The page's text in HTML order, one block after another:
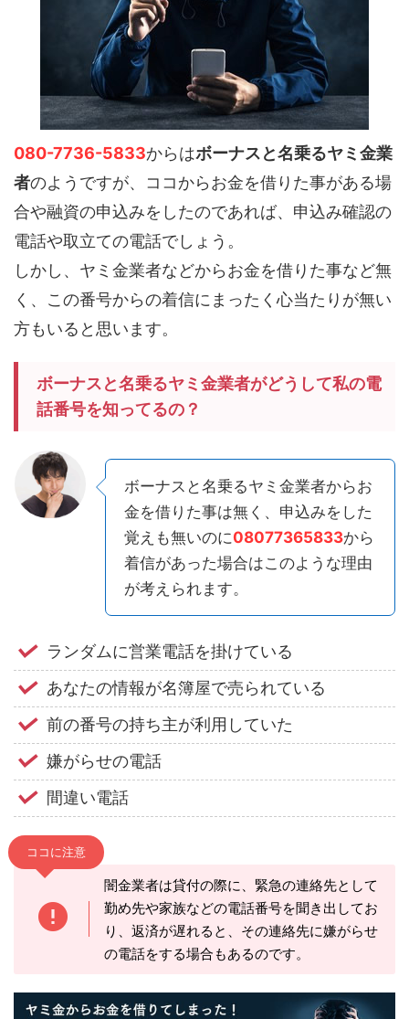
080-7736-5833からはボーナスと名乗るヤミ金業
者のようですが、ココからお金を借りた事がある場
合や融資の申込みをしたのであれば、申込み確認の
電話や取立ての電話でしょう。
しかし、ヤミ金業者などからお金を借りた事など無
く、この番号からの着信にまったく心当たりが無い
方もいると思います。
ボーナスと名乗るヤミ金業者がどうして私の電
話番号を知ってるの？
ボーナスと名乗るヤミ金業者からお
金を借りた事は無く、申込みをした
覚えも無いのに08077365833から
着信があった場合はこのような理由
が考えられます。
ランダムに営業電話を掛けている
あなたの情報が名簿屋で売られている
前の番号の持ち主が利用していた
嫌がらせの電話
間違い電話
ココに注意
闇金業者は貸付の際に、緊急の連絡先として
勤め先や家族などの電話番号を聞き出してお
り、返済が遅れると、その連絡先に嫌がらせ
の電話をする場合もあるのです。